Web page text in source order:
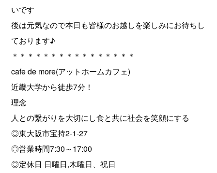
いです
後は元気なので本日も皆様のお越しを楽しみにお待ちし
ております♪
＊＊＊＊＊＊＊＊＊＊＊＊＊＊＊＊
cafe de more(アットホームカフェ)
近畿大学から徒歩7分！
理念
人との繋がりを大切にし食と共に社会を笑顔にする
◎東大阪市宝持2-1-27
◎営業時間7:30～17:00
◎定休日 日曜日,木曜日、祝日